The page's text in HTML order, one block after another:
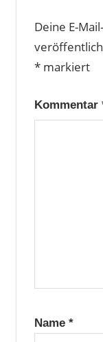
Deine E-
*markiert
Kommentar
Name *